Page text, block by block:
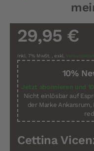
29,95 €
Inkl. 7% MwSt. ,exkl.
10%
Jetzt abonnieren und
Nicht einlösbar auf
der Marke
Cettina